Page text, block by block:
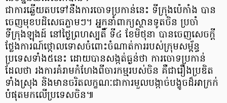
ជាការឆ្លើយតបទៅនឹងការចោទប្រកាន់នេះ ទីក្រុងប៉េកាំង បាន
ចេញមុខបដិសេធភ្លាមៗ។ អ្នកនាំពាក្យស្ថានទូតចិន ប្រចាំ
ទីក្រុងឡុងដ៍ នៅថ្ងៃព្រហស្បតិ៍ ទី៤ ខែមិថុនា បានចេញសេចក្តី
ថ្លែងការណ៍ថ្កោលទោសចំពោះចំណាត់ការរបស់ក្រុមសម្ព័ន្ធ
ប្រទេសទាំង៥នេះ ដោយបានសង្កត់ធ្ងន់ថា ការចោទប្រកាន់
ដែលថា រងការគំរាមកំហែងពីចារកម្មរបស់ចិន គឺជារឿងប្រឌិត
ទាំងស្រុង និងមានចរិតលក្ខណៈជាការមួលបង្កាច់បង្ខូចដ៏អាក្រក់
បំផុតមកលើប្រទេសចិន៕